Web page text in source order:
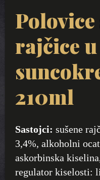
Polovice
rajčice u
210ml
Sastojci: sušene
3,4%, alkoholni
askorbinska
regulator kiselosti: